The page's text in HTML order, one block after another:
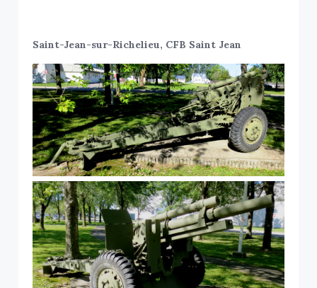
Saint-Jean-sur-Richelieu, CFB Saint Jean